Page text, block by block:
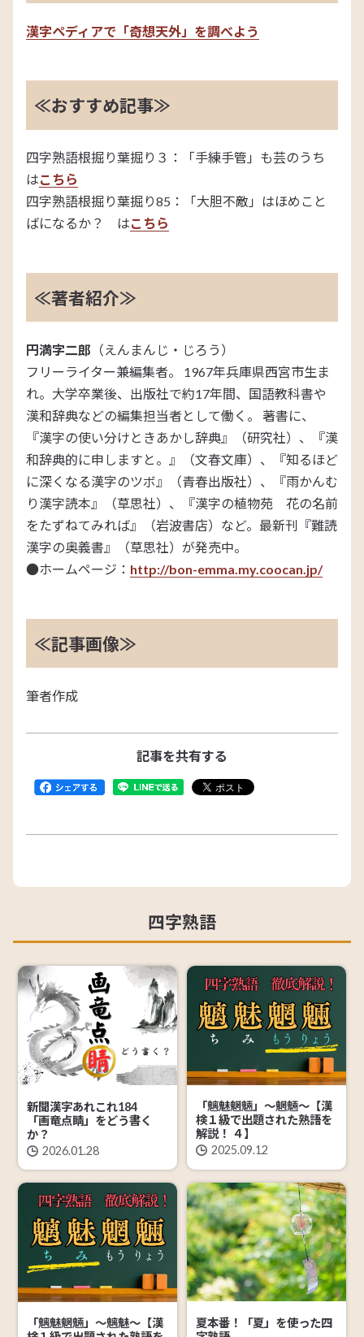
漢字ペディアで「奇想天外」を調べよう
≪おすすめ記事≫
四字熟語根掘り葉掘り３：「手練手管」も芸のうち
はこちら
四字熟語根掘り葉掘り85：「大胆不敵」はほめこと
ばになるか？ はこちら
≪著者紹介≫
円満字二郎 （えんまんじ・じろう）
フリーライター兼編集者。 1967年兵庫県西宮市生ま
れ。大学卒業後、出版社で約17年間、国語教科書や
漢和辞典などの編集担当者として働く。 著書に、
『漢字の使い分けときあかし辞典』（研究社）、『漢
和辞典的に申しますと。』（文春文庫）、『知るほど
に深くなる漢字のツボ』（青春出版社）、『雨かんむ
り漢字読本』（草思社）、『漢字の植物苑 花の名前
をたずねてみれば』（岩波書店）など。最新刊『難読
漢字の奥義書』（草思社）が発売中。
●ホームページ： http://bon-emma.my.coocan.jp/
≪記事画像≫
筆者作成
記事を共有する
四字熟語
新聞漢字あれこれ184
「画竜点睛」をどう書く
か？
2026.01.28
「魑魅魍魎」～魍魎～【漢
検１級で出題された熟語を
解説！ ４】
2025.09.12
「魑魅魍魎」～魑魅～【漢
夏本番！「夏」を使った四